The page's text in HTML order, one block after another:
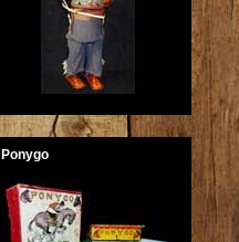
Ponygo